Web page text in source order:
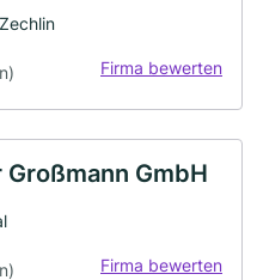
Firma bewerten
GmbH
Firma bewerten